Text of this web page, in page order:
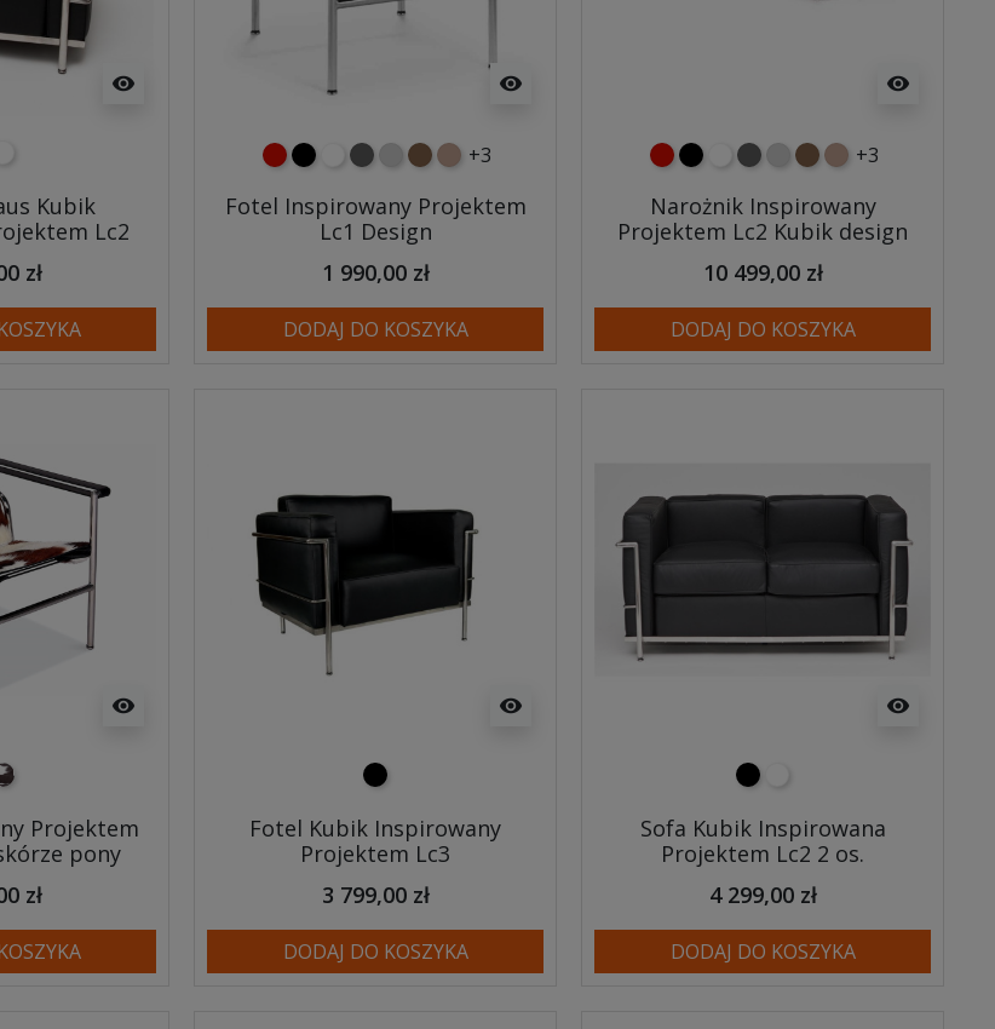
visibility
Kubik
Lc2
zł
visibility
czerwony
czarny
białyciemno szary
jasnoszary
brązowy
jasnobrązowy
+3
Fotel Inspirowany Projektem
Lc1 Design
1 990,00 zł
DODAJ DO KOSZYKA
visibility
czerwony
czarny
białyciemno szary
jasnoszary
brązowy
jasnobrązowy
+3
Narożnik Inspirowany
Projektem Lc2 Kubik design
10 499,00 zł
DODAJ DO KOSZYKA
visibility
biało-czarne
biało-brązowe
Projektem
pony
zł
visibility
czarny
Fotel Kubik Inspirowany
Projektem Lc3
3 799,00 zł
DODAJ DO KOSZYKA
visibility
czarny
Sofa Kubik Inspirowana
Projektem Lc2 2 os.
4 299,00 zł
DODAJ DO KOSZYKA